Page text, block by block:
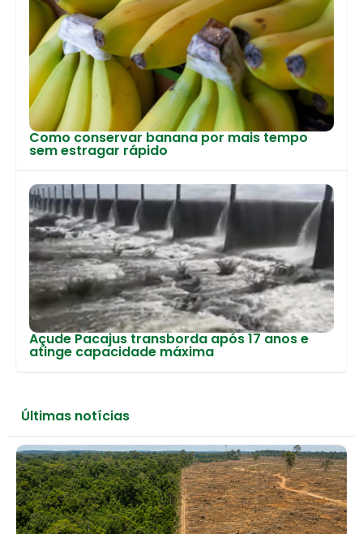
Como conservar banana por mais tempo
sem estragar rápido
Açude Pacajus transborda após 17 anos e
atinge capacidade máxima
Últimas notícias